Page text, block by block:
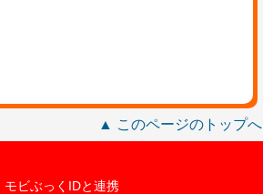
▲ このページのトップへ
モビぶっくIDと連携